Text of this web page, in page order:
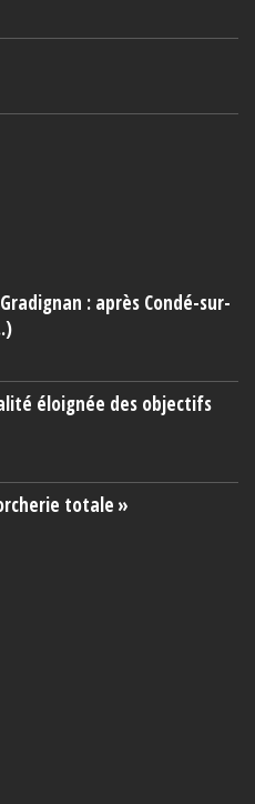
: après Condé-sur-
éloignée des objectifs
totale »